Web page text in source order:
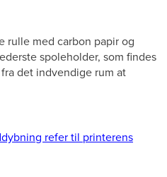
rulle med carbon papir og
spoleholder, som findes
det indvendige rum at
refer til printerens